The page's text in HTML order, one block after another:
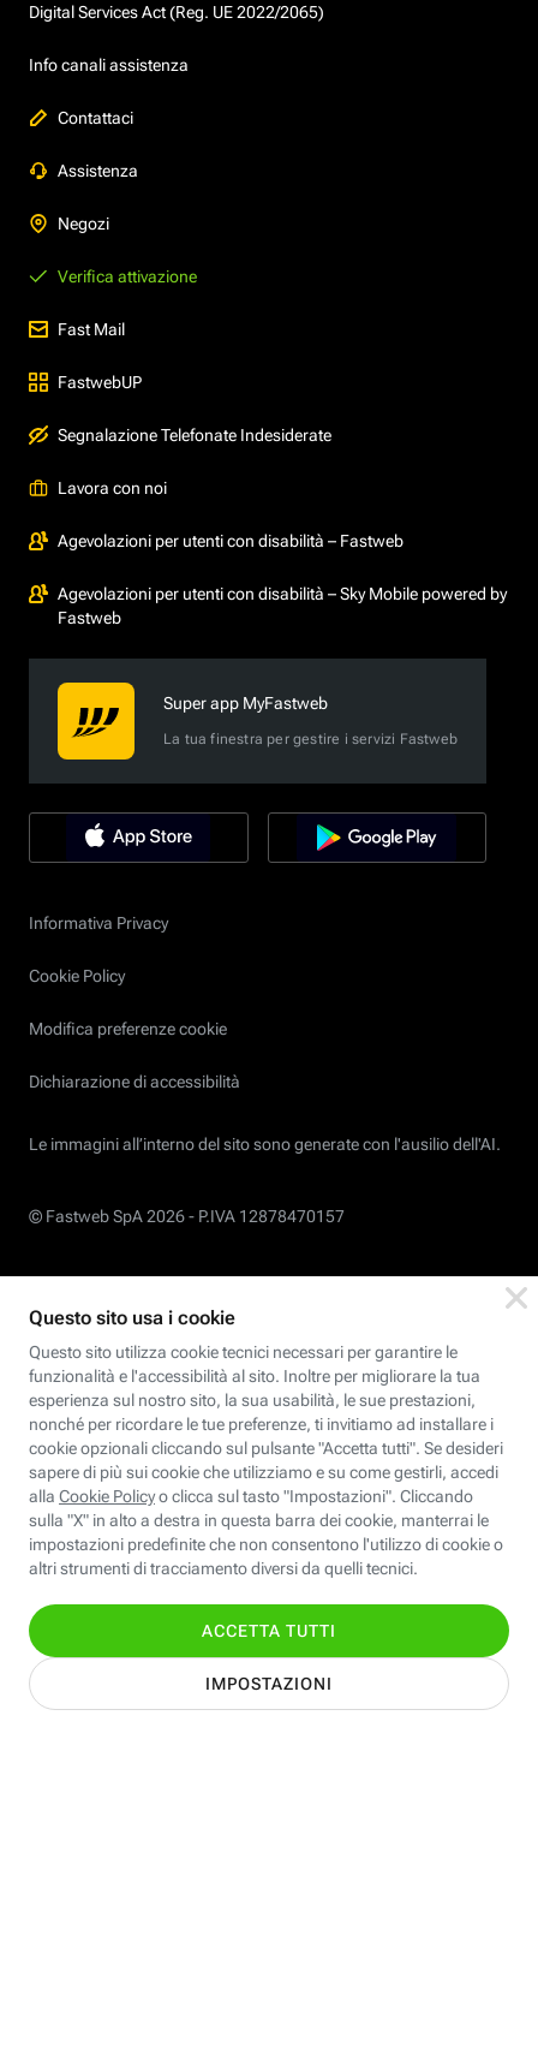
Digital Services Act (Reg. UE 2022/2065)
Info canali assistenza
Contattaci
Assistenza
Negozi
Verifica attivazione
Fast Mail
FastwebUP
Segnalazione Telefonate Indesiderate
Lavora con noi
Agevolazioni per utenti con disabilità – Fastweb
Agevolazioni per utenti con disabilità – Sky Mobile powered by
Fastweb
Super app MyFastweb
La tua finestra per gestire i servizi Fastweb
Informativa Privacy
Cookie Policy
Modifica preferenze cookie
Dichiarazione di accessibilità
Le immagini all’interno del sito sono generate con l'ausilio dell'AI.
© Fastweb SpA 2026 - P.IVA 12878470157